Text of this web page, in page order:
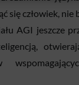
się człowiek,
AGI jeszcze